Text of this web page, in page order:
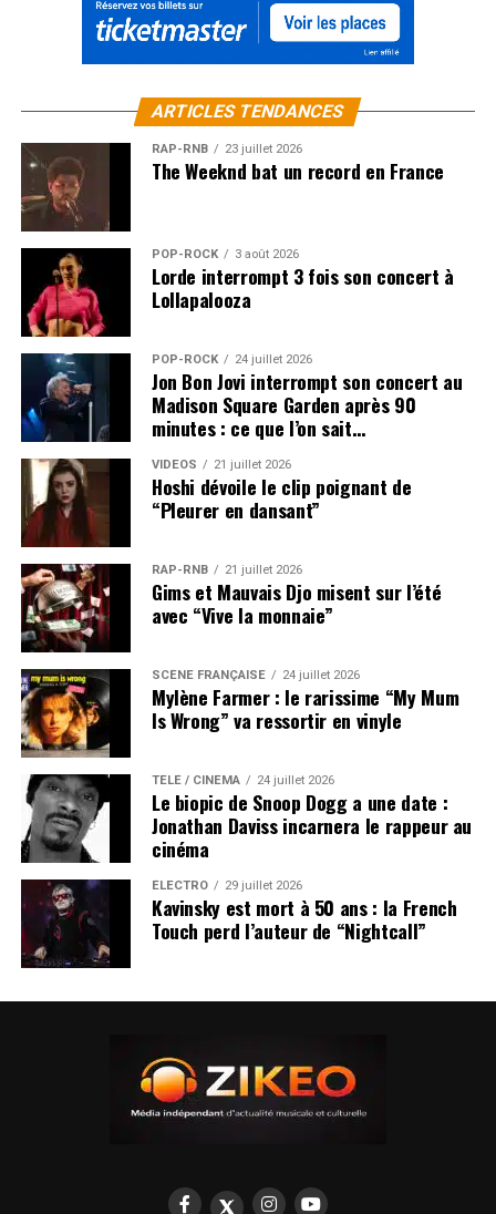
ARTICLES TENDANCES
RAP-RNB 23 juillet 2026
The Weeknd bat un record en France
POP-ROCK 3 août 2026
Lorde interrompt 3 fois son concert à
Lollapalooza
POP-ROCK 24 juillet 2026
Jon Bon Jovi interrompt son concert au
Madison Square Garden après 90
minutes : ce que l’on sait…
VIDEOS 21 juillet 2026
Hoshi dévoile le clip poignant de
“Pleurer en dansant”
RAP-RNB 21 juillet 2026
Gims et Mauvais Djo misent sur l’été
avec “Vive la monnaie”
SCÈNE FRANÇAISE 24 juillet 2026
Mylène Farmer : le rarissime “My Mum
Is Wrong” va ressortir en vinyle
TÉLÉ / CINÉMA 24 juillet 2026
Le biopic de Snoop Dogg a une date :
Jonathan Daviss incarnera le rappeur au
cinéma
ÉLECTRO 29 juillet 2026
Kavinsky est mort à 50 ans : la French
Touch perd l’auteur de “Nightcall”